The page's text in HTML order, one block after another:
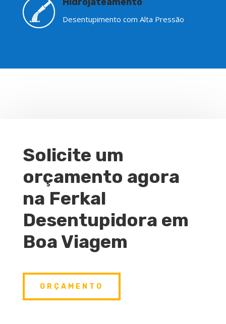
Desentupimento com Alta Pressão
Solicite um
orçamento agora
na Ferkal
Desentupidora em
Boa Viagem
ORÇAMENTO